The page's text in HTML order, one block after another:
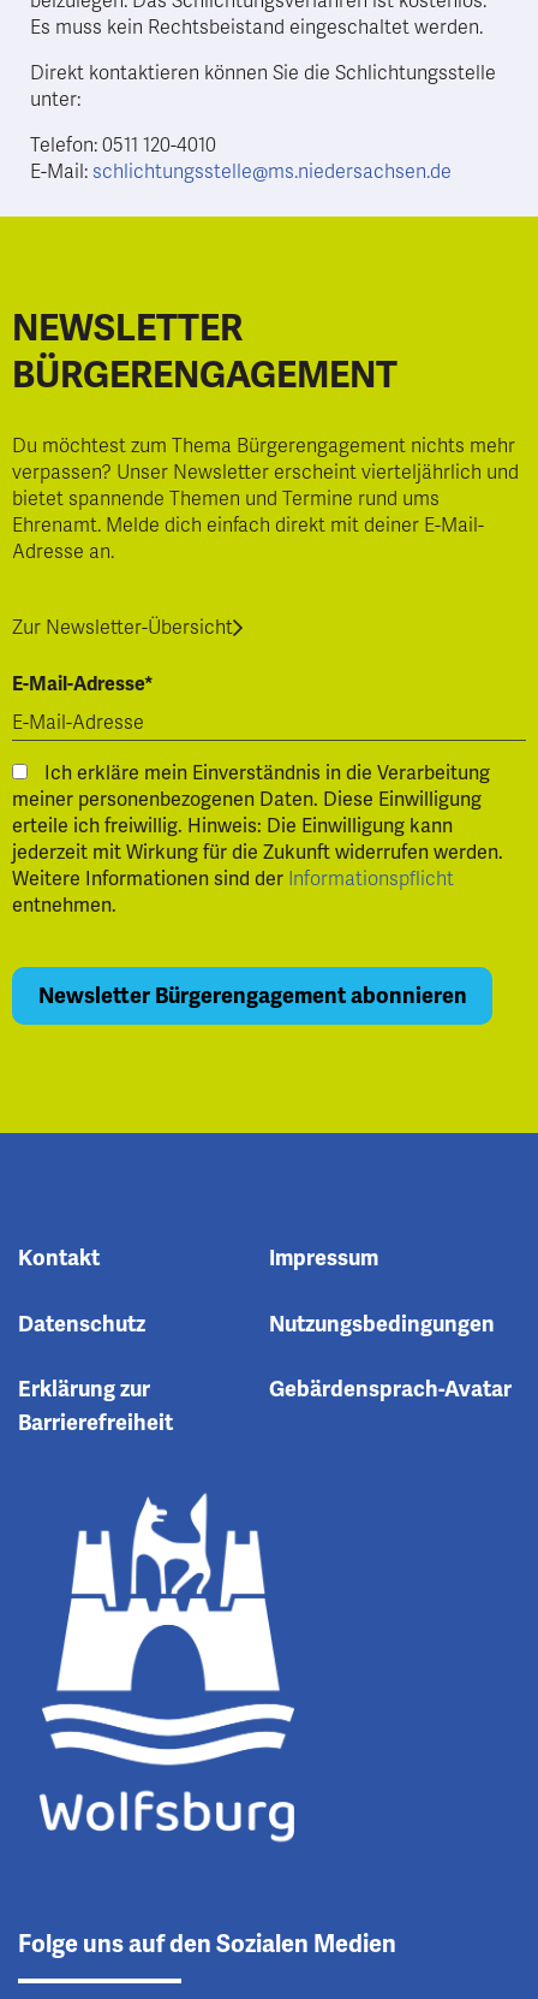
Es muss kein Rechtsbeistand eingeschaltet werden.
Direkt kontaktieren können Sie die Schlichtungsstelle
unter:
Telefon: 0511 120-4010
E-Mail: schlichtungsstelle@ms.niedersachsen.de
NEWSLETTER
BÜRGERENGAGEMENT
Du möchtest zum Thema Bürgerengagement nichts mehr
verpassen? Unser Newsletter erscheint vierteljährlich und
bietet spannende Themen und Termine rund ums
Ehrenamt. Melde dich einfach direkt mit deiner E-Mail-
Adresse an.
Zur Newsletter-Übersicht
E-Mail-Adresse*
Ich erkläre mein Einverständnis in die Verarbeitung
meiner personenbezogenen Daten. Diese Einwilligung
erteile ich freiwillig. Hinweis: Die Einwilligung kann
jederzeit mit Wirkung für die Zukunft widerrufen werden.
Weitere Informationen sind der Informationspflicht
entnehmen.
Kontakt Impressum
Datenschutz Nutzungsbedingungen
Erklärung zur
Barrierefreiheit
Gebärdensprach-Avatar
Folge uns auf den Sozialen Medien